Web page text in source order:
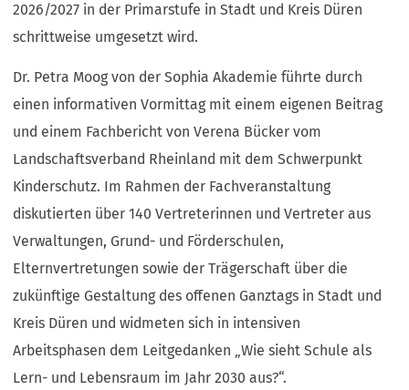
2026/2027 in der Primarstufe in Stadt und Kreis Düren
schrittweise umgesetzt wird.
Dr. Petra Moog von der Sophia Akademie führte durch
einen informativen Vormittag mit einem eigenen Beitrag
und einem Fachbericht von Verena Bücker vom
Landschaftsverband Rheinland mit dem Schwerpunkt
Kinderschutz. Im Rahmen der Fachveranstaltung
diskutierten über 140 Vertreterinnen und Vertreter aus
Verwaltungen, Grund- und Förderschulen,
Elternvertretungen sowie der Trägerschaft über die
zukünftige Gestaltung des offenen Ganztags in Stadt und
Kreis Düren und widmeten sich in intensiven
Arbeitsphasen dem Leitgedanken „Wie sieht Schule als
Lern- und Lebensraum im Jahr 2030 aus?“.